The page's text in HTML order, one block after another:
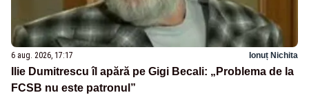
6 aug. 2026, 17:17 Ionuț Nichita
Ilie Dumitrescu îl apără pe Gigi Becali: „Problema de la
FCSB nu este patronul”